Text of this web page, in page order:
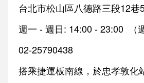
台北市松山區八德路三段12巷
週一 - 週日: 14:00 - 23:00 （
02-25790438
搭乘捷運板南線，於忠孝敦化